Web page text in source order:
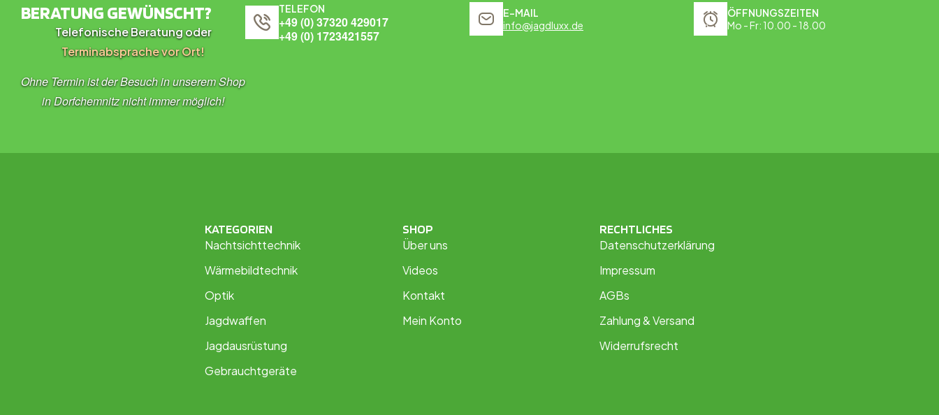
BERATUNG GEWÜNSCHT?
Telefonische Beratung oder
Terminabsprache vor Ort!
Ohne Termin ist der Besuch in unserem Shop
in Dorfchemnitz nicht immer möglich!
TELEFON
+49 (0) 37320 429017
+49 (0) 1723421557
E-MAIL
info@jagdluxx.de
ÖFFNUNGSZEITEN
Mo - Fr: 10.00 - 18.00
KATEGORIEN
Nachtsichttechnik
Wärmebildtechnik
Optik
Jagdwaffen
Jagdausrüstung
Gebrauchtgeräte
SHOP
Über uns
Videos
Kontakt
Mein Konto
RECHTLICHES
Datenschutzerklärung
Impressum
AGBs
Zahlung & Versand
Widerrufsrecht